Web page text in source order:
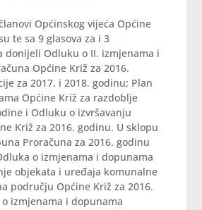
Općinskog vijeća Općine
te sa 9 glasova za i 3
donijeli Odluku o II. izmjenama i
Općine Križ za 2016.
za 2017. i 2018. godinu; Plan
Općine Križ za razdoblje
i Odluku o izvršavanju
Križ za 2016. godinu. U sklopu
Proračuna za 2016. godinu
o izmjenama i dopunama
objekata i uređaja komunalne
području Općine Križ za 2016.
izmjenama i dopunama